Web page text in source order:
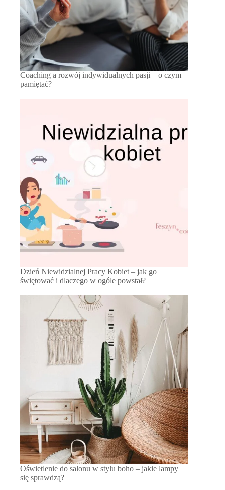
Coaching a rozwój indywidualnych pasji – o czym
pamiętać?
Dzień Niewidzialnej Pracy Kobiet – jak go
świętować i dlaczego w ogóle powstał?
Oświetlenie do salonu w stylu boho – jakie lampy
się sprawdzą?